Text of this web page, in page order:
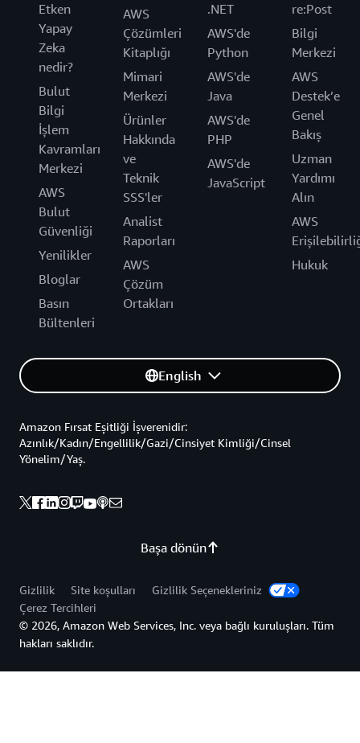
Etken
Yapay
Zeka
nedir?
Bulut
Bilgi
İşlem
Kavramları
Merkezi
AWS
Bulut
Güvenliği
Yenilikler
Bloglar
Basın
Bültenleri
AWS
Çözümleri
Kitaplığı
Mimari
Merkezi
Ürünler
Hakkında
ve
Teknik
SSS'ler
Analist
Raporları
AWS
Çözüm
Ortakları
.NET
AWS'de
Python
AWS'de
Java
AWS'de
PHP
AWS'de
JavaScript
re:Post
Bilgi
Merkezi
AWS
Destek’e
Genel
Bakış
Uzman
Yardımı
Alın
AWS
Hukuk
English
Başa dönün
Amazon Fırsat Eşitliği İşverenidir:
Azınlık/Kadın/Engellilik/Gazi/Cinsiyet Kimliği/Cinsel
Yönelim/Yaş.
Gizlilik Site koşulları
Gizlilik Seçenekleriniz
Çerez Tercihleri
© 2026, Amazon Web Services, Inc. veya bağlı kuruluşları. Tüm
hakları saklıdır.